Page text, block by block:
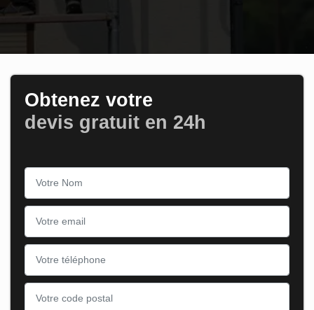
Obtenez votre
devis gratuit en 24h